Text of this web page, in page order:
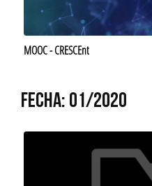
MOOC - CRESCEnt
FECHA: 01/2020